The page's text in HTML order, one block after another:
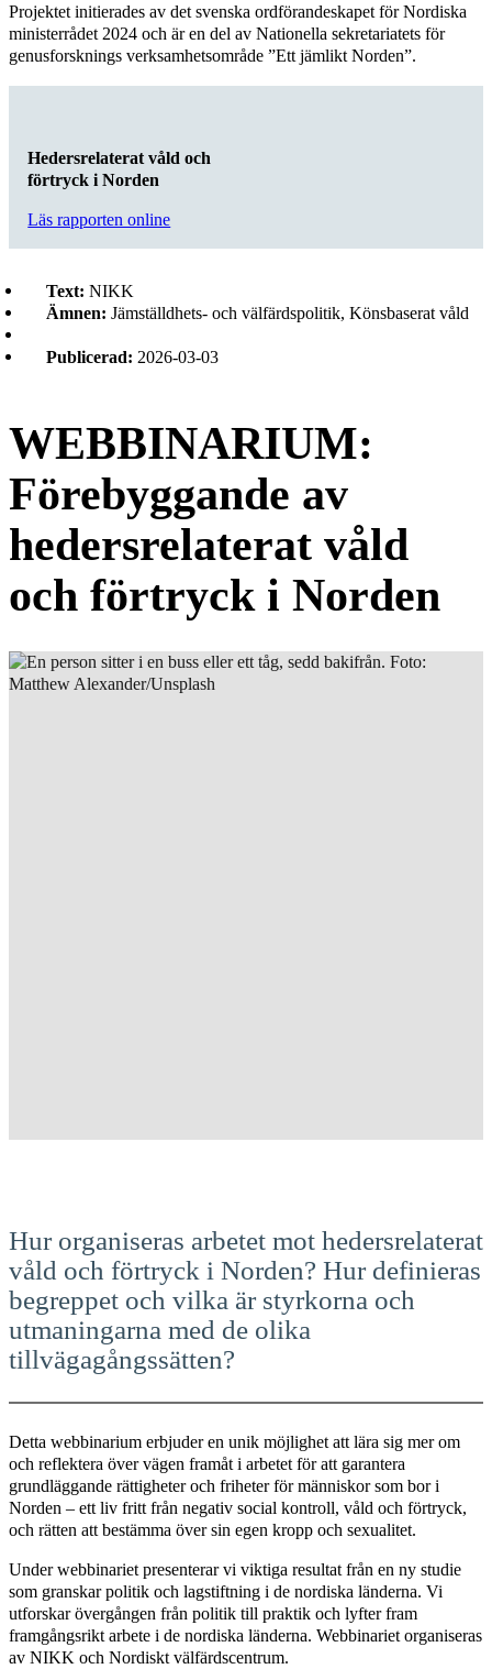
Projektet initierades av det svenska ordförandeskapet för Nordiska
ministerrådet 2024 och är en del av Nationella sekretariatets för
genusforsknings verksamhetsområde ”Ett jämlikt Norden”.
Hedersrelaterat våld och
förtryck i Norden
Läs rapporten online
Text: NIKK
Ämnen: Jämställdhets- och välfärdspolitik, Könsbaserat våld
Publicerad: 2026-03-03
WEBBINARIUM:
Förebyggande av
hedersrelaterat våld
och förtryck i Norden
Hur organiseras arbetet mot hedersrelaterat
våld och förtryck i Norden? Hur definieras
begreppet och vilka är styrkorna och
utmaningarna med de olika
tillvägagångssätten?
Detta webbinarium erbjuder en unik möjlighet att lära sig mer om
och reflektera över vägen framåt i arbetet för att garantera
grundläggande rättigheter och friheter för människor som bor i
Norden – ett liv fritt från negativ social kontroll, våld och förtryck,
och rätten att bestämma över sin egen kropp och sexualitet.
Under webbinariet presenterar vi viktiga resultat från en ny studie
som granskar politik och lagstiftning i de nordiska länderna. Vi
utforskar övergången från politik till praktik och lyfter fram
framgångsrikt arbete i de nordiska länderna. Webbinariet organiseras
av NIKK och Nordiskt välfärdscentrum.